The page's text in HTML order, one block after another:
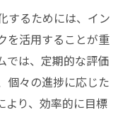
するためには、イン
を活用することが重
では、定期的な評価
個々の進捗に応じた
より、効率的に目標